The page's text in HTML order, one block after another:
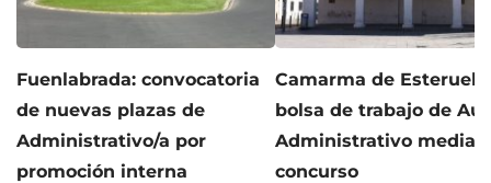
Fuenlabrada: convocatoria
de nuevas plazas de
Administrativo/a por
promoción interna
Camarma de
bolsa de trabajo de
Administrativo
concurso